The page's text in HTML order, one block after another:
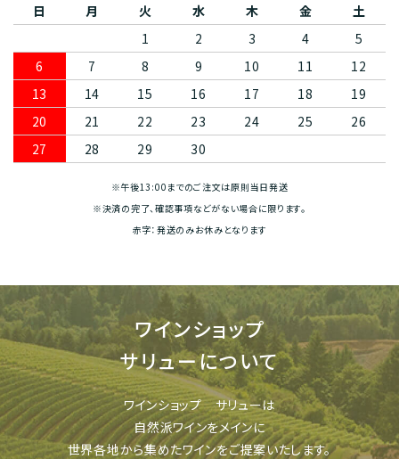
日 月 火 水 木 金
土
1
2 3 4
5
6
7 8 9 10 11
12
13
14 15 16 17 18
19
20
21 22 23 24 25
26
27
28 29 30
※午後13:00までのご注文は原則当日発送
※決済の完了、確認事項などがない場合に限ります。
赤字：発送のみお休みとなります
ワインショップ
サリューについて
ワインショップ サリューは
自然派ワインをメインに
世界各地から集めたワインをご提案いたします。